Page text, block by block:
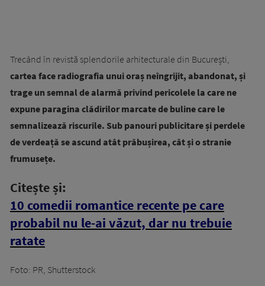
Trecând în revistă splendorile arhitecturale din București,
cartea face radiografia unui oraș neîngrijit, abandonat, și
trage un semnal de alarmă privind pericolele la care ne
expune paragina clădirilor marcate de buline care le
semnalizează riscurile. Sub panouri publicitare și perdele
de verdeață se ascund atât prăbușirea, cât și o stranie
frumusețe.
Citește și:
10 comedii romantice recente pe care
probabil nu le-ai văzut, dar nu trebuie
ratate
Foto: PR, Shutterstock